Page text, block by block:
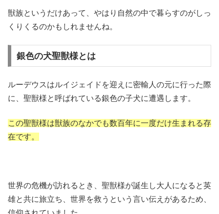
獣族というだけあって、やはり自然の中で暮らすのがしっ
くりくるのかもしれませんね。
銀色の犬聖獣様とは
ルーデウスはルイジェイドを迎えに密輸人の元に行った際
に、聖獣様と呼ばれている銀色の子犬に遭遇します。
この聖獣様は獣族のなかでも数百年に一度だけ生まれる存
在です。
世界の危機が訪れるとき、聖獣様が誕生し大人になると英
雄と共に旅立ち、世界を救うという言い伝えがあるため、